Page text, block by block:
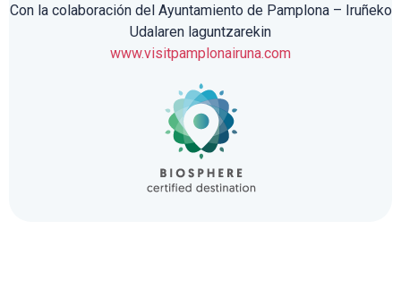
Con la colaboración del Ayuntamiento de Pamplona – Iruñeko
Udalaren laguntzarekin
www.visitpamplonairuna.com